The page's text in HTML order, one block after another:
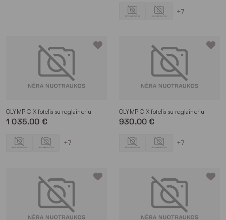
+7
OLYMPIC X fotelis su reglaineriu
1 035.00 €
+7
OLYMPIC X fotelis su reglaineriu
930.00 €
+7